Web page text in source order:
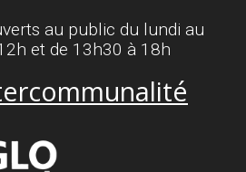
au public du lundi au
et de 13h30 à 18h